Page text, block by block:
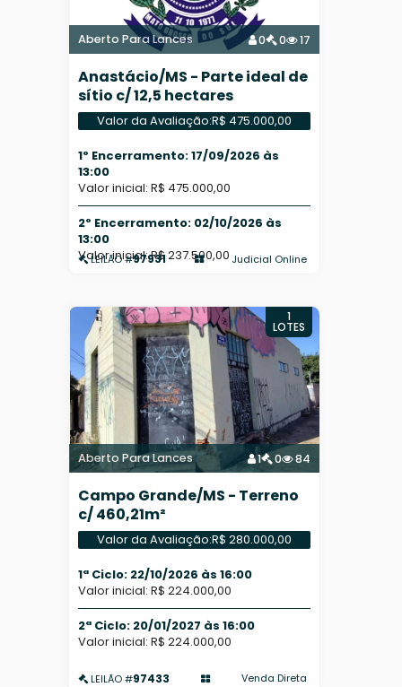
Aberto Para Lances 0 0 17
Anastácio/MS - Parte ideal de
sítio c/ 12,5 hectares
Valor da Avaliação:R$ 475.000,00
1º Encerramento: 17/09/2026 às
13:00
Valor inicial: R$ 475.000,00
2º Encerramento: 02/10/2026 às
13:00
Valor inicial: R$ 237.500,00
LEILÃO #97931 Judicial Online
Aberto Para Lances 1 0 84
1
LOTES
Campo Grande/MS - Terreno
c/ 460,21m²
Valor da Avaliação:R$ 280.000,00
1ª Ciclo: 22/10/2026 às 16:00
Valor inicial: R$ 224.000,00
2ª Ciclo: 20/01/2027 às 16:00
Valor inicial: R$ 224.000,00
LEILÃO #97433 Venda Direta